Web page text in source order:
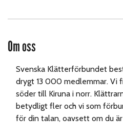
Om oss
Svenska Klätterförbundet
drygt 13 000 medlemmar. Vi
söder till Kiruna i norr.
betydligt fler och vi som
för din talan, oavsett om du